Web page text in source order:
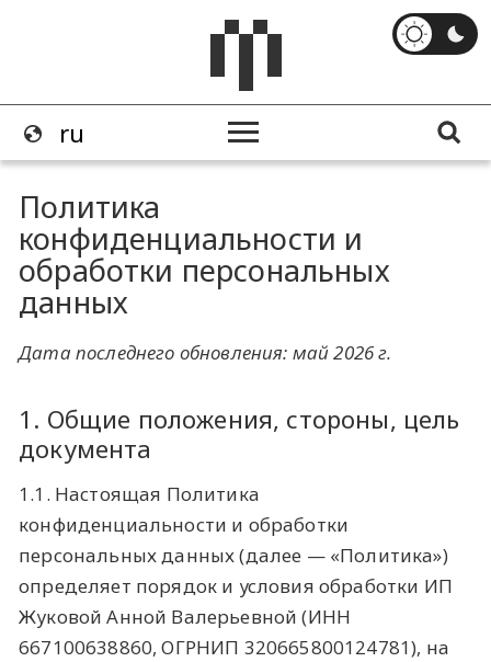
Политика
конфиденциальности и
обработки персональных
данных
Дата последнего обновления: май 2026 г.
1. Общие положения, стороны, цель
документа
1.1. Настоящая Политика
конфиденциальности и обработки
персональных данных (далее — «Политика»)
определяет порядок и условия обработки ИП
Жуковой Анной Валерьевной (ИНН
667100638860, ОГРНИП 320665800124781), на